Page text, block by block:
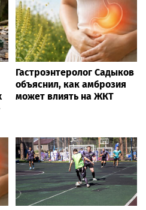
Гастроэнтеролог Садыков
объяснил, как амброзия
может влиять на ЖКТ